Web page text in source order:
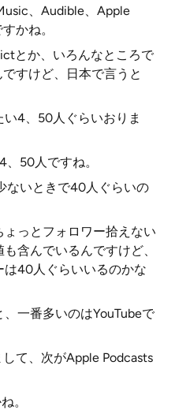
、Audible、Apple
かね。
とか、いろんなところで
すけど、日本で言うと
4、50人ぐらいおりま
50人ですね。
ないときで40人ぐらいの
っとフォロワー拾えない
含んでいるんですけど、
は40人ぐらいいるのかな
一番多いのはYouTubeで
て、次がApple Podcasts
。